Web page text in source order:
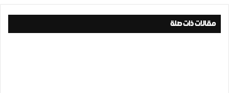
مقالات ذات صلة